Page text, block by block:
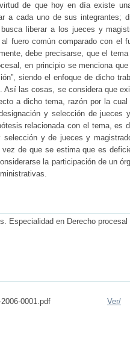
de que hoy en día existe
a cada uno de sus integrantes;
liberar a los jueces y
fuero común comparado con el
debe precisarse, que el
en principio se menciona
siendo el enfoque de dicho
las cosas, se considera que
a dicho tema, razón por la
y selección de
relacionada con el tema, es
y de jueces y
vez de que se estima que es
la participación de un
Especialidad en Derecho procesal
0001.pdf
Ver/